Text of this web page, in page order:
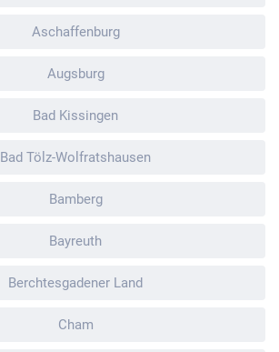
Aschaffenburg
Augsburg
Bad Kissingen
Bad Tölz-Wolfratshausen
Bamberg
Bayreuth
Berchtesgadener Land
Cham